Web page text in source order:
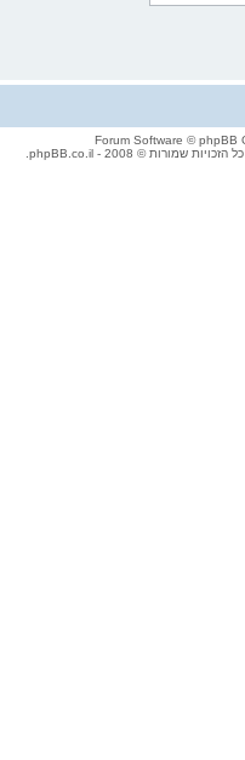
. כל הזכויות שמורות © 2008 - phpBB.co.il.